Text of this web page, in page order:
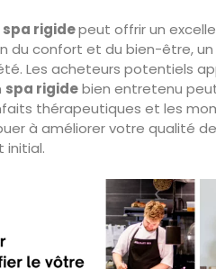
spa rigidepeut offrir un
du confort et du bien-être, un
Les acheteurs potentiels
spa rigidebien entretenu
thérapeutiques et les
à améliorer votre qualité
initial.